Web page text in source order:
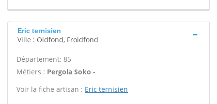
Eric ternisien
Ville : Oidfond, Froidfond
Département: 85
Métiers : Pergola Soko -
Voir la fiche artisan : Eric ternisien